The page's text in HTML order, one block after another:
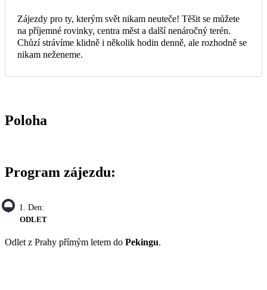
Zájezdy pro ty, kterým svět nikam neuteče! Těšit se můžete
na příjemné rovinky, centra měst a další nenáročný terén.
Chůzí strávíme klidně i několik hodin denně, ale rozhodně se
nikam neženeme.
Poloha
Program zájezdu:
1. Den:
ODLET
Odlet z Prahy přímým letem do Pekingu.